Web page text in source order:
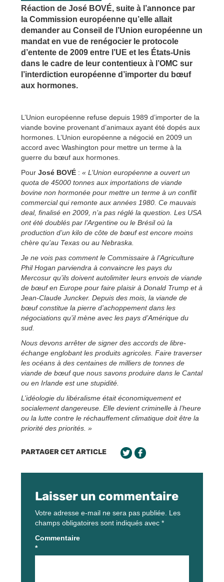
Réaction de José BOVÉ, suite à l’annonce par
la Commission européenne qu’elle allait
demander au Conseil de l’Union européenne un
mandat en vue de renégocier le protocole
d’entente de 2009 entre l’UE et les États-Unis
dans le cadre de leur contentieux à l’OMC sur
l’interdiction européenne d’importer du bœuf
aux hormones.
L’Union européenne refuse depuis 1989 d’importer de la
viande bovine provenant d’animaux ayant été dopés aux
hormones. L’Union européenne a négocié en 2009 un
accord avec Washington pour mettre un terme à la
guerre du bœuf aux hormones.
Pour José BOVÉ : « L’Union européenne a ouvert un
quota de 45000 tonnes aux importations de viande
bovine non hormonée pour mettre un terme à un conflit
commercial qui remonte aux années 1980. Ce mauvais
deal, finalisé en 2009, n’a pas réglé la question. Les USA
ont été doublés par l’Argentine ou le Brésil où la
production d’un kilo de côte de bœuf est encore moins
chère qu’au Texas ou au Nebraska.
Je ne vois pas comment le Commissaire à l’Agriculture
Phil Hogan parviendra à convaincre les pays du
Mercosur qu’ils doivent autolimiter leurs envois de viande
de bœuf en Europe pour faire plaisir à Donald Trump et à
Jean-Claude Juncker. Depuis des mois, la viande de
bœuf constitue la pierre d’achoppement dans les
négociations qu’il mène avec les pays d’Amérique du
sud.
Nous devons arrêter de signer des accords de libre-
échange englobant les produits agricoles. Faire traverser
les océans à des centaines de milliers de tonnes de
viande de bœuf que nous savons produire dans le Cantal
ou en Irlande est une stupidité.
L’idéologie du libéralisme était économiquement et
socialement dangereuse. Elle devient criminelle à l’heure
ou la lutte contre le réchauffement climatique doit être la
priorité des priorités. »
PARTAGER CET ARTICLE
Laisser un commentaire
Votre adresse e-mail ne sera pas publiée. Les
champs obligatoires sont indiqués avec *
Commentaire
*